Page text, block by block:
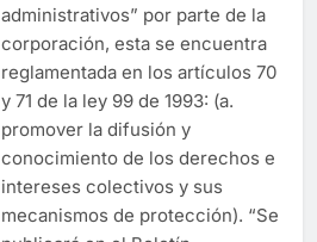
administrativos” por parte de la
corporación, esta se encuentra
reglamentada en los artículos 70
y 71 de la ley 99 de 1993: (a.
promover la difusión y
conocimiento de los derechos e
intereses colectivos y sus
mecanismos de protección). “Se